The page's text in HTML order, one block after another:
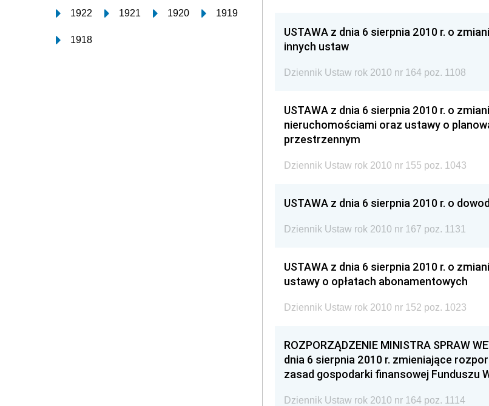
1922 1921 1920 1919
1918
USTAWA z dnia 6 sierpnia 2010 r. o
innych ustaw
Dziennik Ustaw rok 2010 nr 164 poz. 1108
USTAWA z dnia 6 sierpnia 2010 r. o
nieruchomościami oraz ustawy o
przestrzennym
Dziennik Ustaw rok 2010 nr 155 poz. 1043
USTAWA z dnia 6 sierpnia 2010 r. o
Dziennik Ustaw rok 2010 nr 167 poz. 1131
USTAWA z dnia 6 sierpnia 2010 r. o
ustawy o opłatach abonamentowych
Dziennik Ustaw rok 2010 nr 152 poz. 1023
ROZPORZĄDZENIE MINISTRA SPRAW
dnia 6 sierpnia 2010 r. zmieniające
zasad gospodarki finansowej Funduszu
Dziennik Ustaw rok 2010 nr 164 poz. 1114